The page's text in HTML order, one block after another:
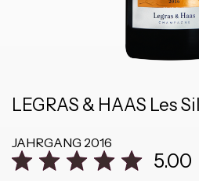
LEGRAS & HAAS Les
JAHRGANG 2016
5.00